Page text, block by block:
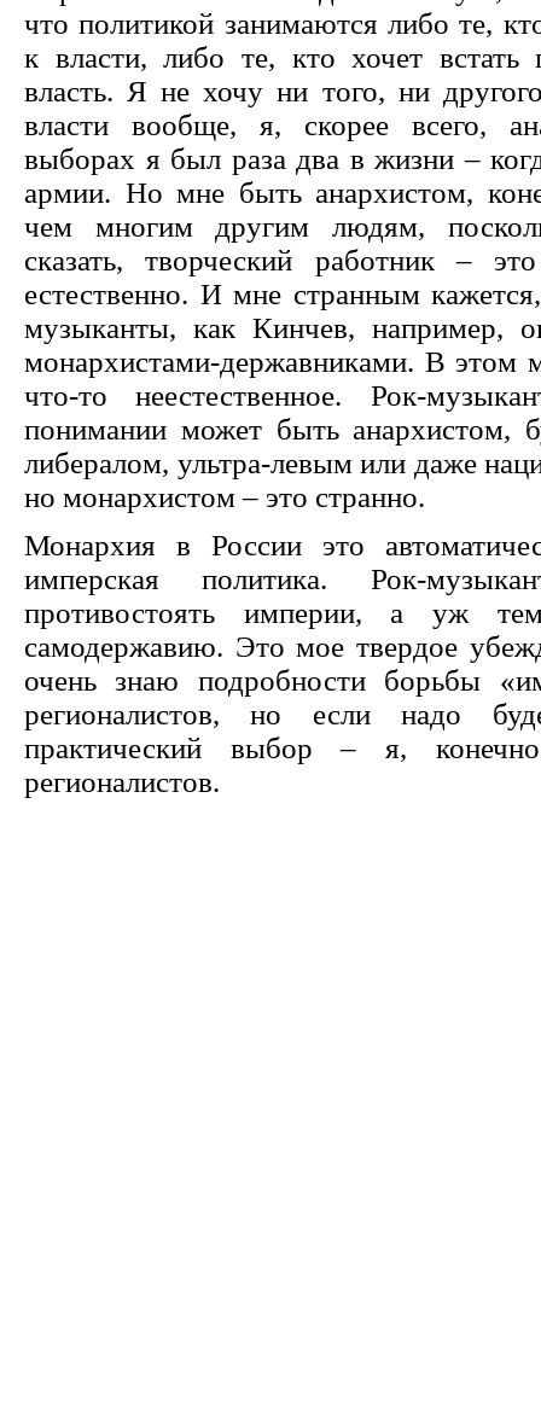
что политикой занимаются либо те,
к власти, либо те, кто хочет встать
власть. Я не хочу ни того, ни
власти вообще, я, скорее всего,
выборах я был раза два в жизни –
армии. Но мне быть анархистом,
чем многим другим людям,
сказать, творческий работник –
естественно. И мне странным
музыканты, как Кинчев, например,
монархистами-державниками. В этом
что-то неестественное. Рок-
понимании может быть анархистом,
либералом, ультра-левым или даже
но монархистом – это странно.
Монархия в России это
имперская политика. Рок-
противостоять империи, а уж
самодержавию. Это мое твердое
очень знаю подробности борьбы
регионалистов, но если надо
практический выбор – я,
регионалистов.